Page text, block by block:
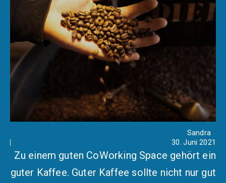
Sandra
30. Juni 2021
Zu einem guten CoWorking Space gehört ein
guter Kaffee. Guter Kaffee sollte nicht nur gut